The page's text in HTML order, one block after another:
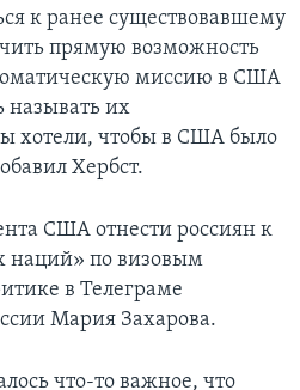
к ранее существовавшему
прямую возможность
миссию в США
называть их
хотели, чтобы в США было
Хербст.
США отнести россиян к
наций» по визовым
в Телеграме
Мария Захарова.
что-то важное, что